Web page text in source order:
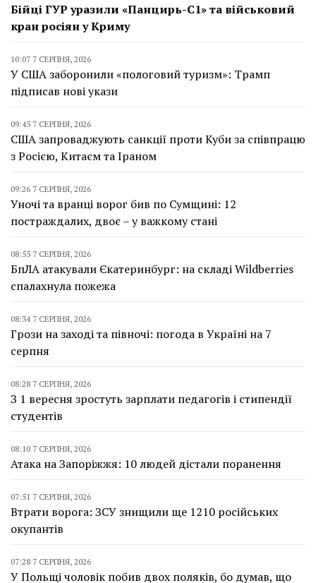
Бійці ГУР уразили «Панцирь-С1» та військовий
кран росіян у Криму
10:07 7 СЕРПНЯ, 2026
У США заборонили «пологовий туризм»: Трамп
підписав нові укази
09:45 7 СЕРПНЯ, 2026
США запроваджують санкції проти Куби за співпрацю
з Росією, Китаєм та Іраном
09:26 7 СЕРПНЯ, 2026
Уночі та вранці ворог бив по Сумщині: 12
постраждалих, двоє – у важкому стані
08:55 7 СЕРПНЯ, 2026
БпЛА атакували Єкатеринбург: на складі Wildberries
спалахнула пожежа
08:34 7 СЕРПНЯ, 2026
Грози на заході та півночі: погода в Україні на 7
серпня
08:28 7 СЕРПНЯ, 2026
З 1 вересня зростуть зарплати педагогів і стипендії
студентів
08:10 7 СЕРПНЯ, 2026
Атака на Запоріжжя: 10 людей дістали поранення
07:51 7 СЕРПНЯ, 2026
Втрати ворога: ЗСУ знищили ще 1210 російських
окупантів
07:28 7 СЕРПНЯ, 2026
У Польщі чоловік побив двох поляків, бо думав, що